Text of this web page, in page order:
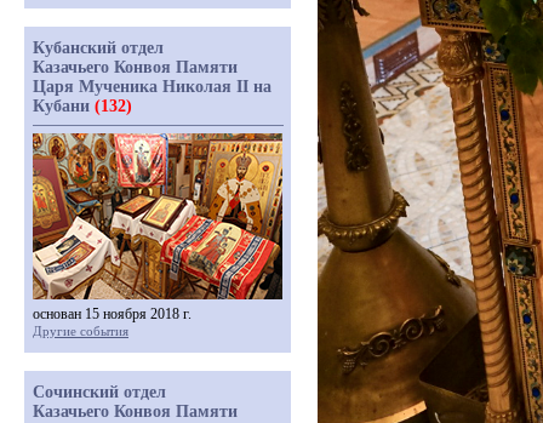
Кубанский отдел
Казачьего Конвоя Памяти
Царя Мученика Николая II на
Кубани (132)
основан 15 ноября 2018 г.
Другие события
Сочинский отдел
Казачьего Конвоя Памяти